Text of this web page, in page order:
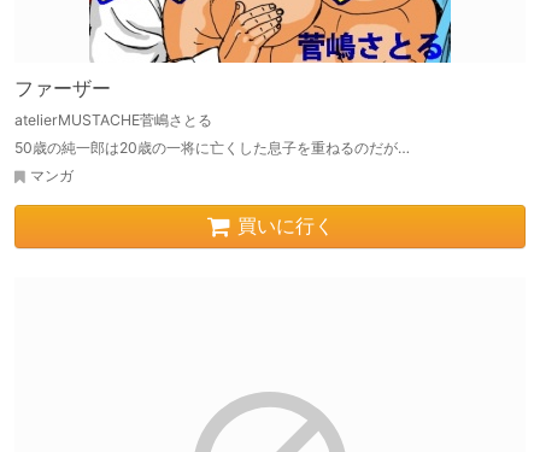
ファーザー
atelierMUSTACHE菅嶋さとる
50歳の純一郎は20歳の一将に亡くした息子を重ねるのだが…
マンガ
買いに行く